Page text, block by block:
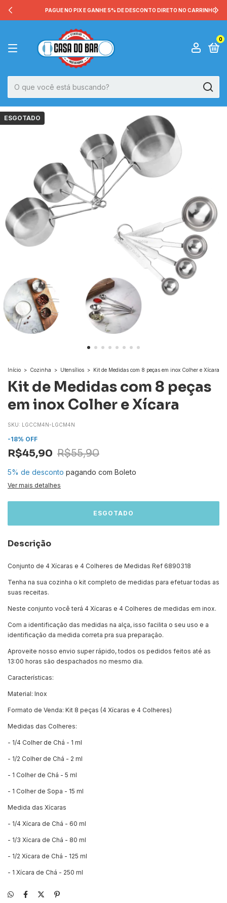
PAGUE NO PIX E GANHE 5% DE DESCONTO DIRETO NO CARRINHO
0
ESGOTADO
Início > Cozinha > Utensílios > Kit de Medidas com 8 peças em inox Colher e Xícara
Kit de Medidas com 8 peças
em inox Colher e Xícara
SKU: LGCCM4N-LGCM4N
-18% OFF
R$45,90 R$55,90
5% de desconto pagando com Boleto
Ver mais detalhes
Descrição
Conjunto de 4 Xícaras e 4 Colheres de Medidas Ref 6890318
Tenha na sua cozinha o kit completo de medidas para efetuar todas as
suas receitas.
Neste conjunto você terá 4 Xícaras e 4 Colheres de medidas em inox.
Com a identificação das medidas na alça, isso facilita o seu uso e a
identificação da medida correta pra sua preparação.
Aproveite nosso envio super rápido, todos os pedidos feitos até as
13:00 horas são despachados no mesmo dia.
Características:
Material: Inox
Formato de Venda: Kit 8 peças (4 Xícaras e 4 Colheres)
Medidas das Colheres:
- 1/4 Colher de Chá - 1 ml
- 1/2 Colher de Chá - 2 ml
- 1 Colher de Chá - 5 ml
- 1 Colher de Sopa - 15 ml
Medida das Xícaras
- 1/4 Xícara de Chá - 60 ml
- 1/3 Xícara de Chá - 80 ml
- 1/2 Xícara de Chá - 125 ml
- 1 Xícara de Chá - 250 ml